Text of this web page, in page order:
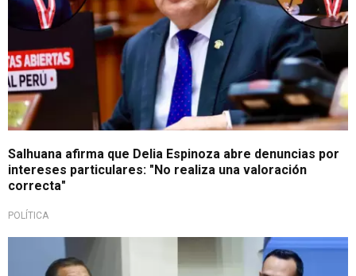
Salhuana afirma que Delia Espinoza abre denuncias por
intereses particulares: "No realiza una valoración
correcta"
POLÍTICA